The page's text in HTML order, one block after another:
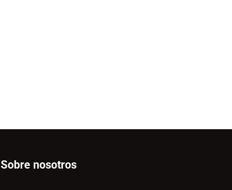
Sobre nosotros